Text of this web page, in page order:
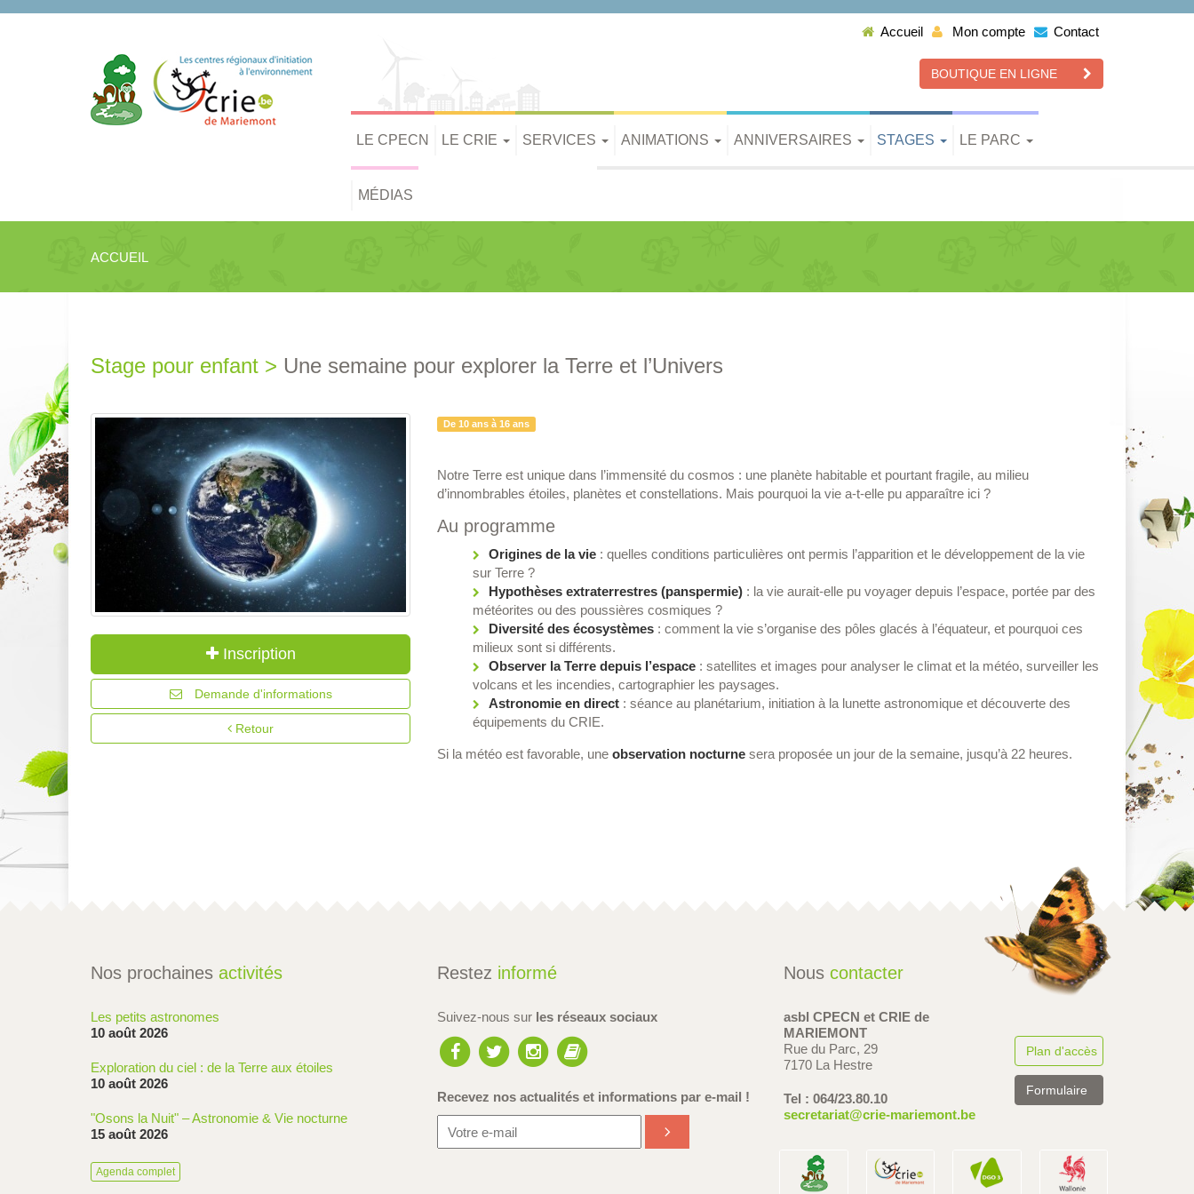
Accueil Mon compte Contact
BOUTIQUE EN LIGNE
LE CPECN LE CRIE SERVICES ANIMATIONS ANNIVERSAIRES STAGES LE PARC
MÉDIAS
ACCUEIL
Stage pour enfant > Une semaine pour explorer la Terre et l’Univers
Inscription
Demande d'informations
Retour
De 10 ans à 16 ans
Notre Terre est unique dans l’immensité du cosmos : une planète habitable et pourtant fragile, au milieu
d’innombrables étoiles, planètes et constellations. Mais pourquoi la vie a-t-elle pu apparaître ici ?
Au programme
Origines de la vie : quelles conditions particulières ont permis l’apparition et le développement de la vie
sur Terre ?
Hypothèses extraterrestres (panspermie) : la vie aurait-elle pu voyager depuis l’espace, portée par des
météorites ou des poussières cosmiques ?
Diversité des écosystèmes : comment la vie s’organise des pôles glacés à l’équateur, et pourquoi ces
milieux sont si différents.
Observer la Terre depuis l’espace : satellites et images pour analyser le climat et la météo, surveiller les
volcans et les incendies, cartographier les paysages.
Astronomie en direct : séance au planétarium, initiation à la lunette astronomique et découverte des
équipements du CRIE.
Si la météo est favorable, une observation nocturne sera proposée un jour de la semaine, jusqu’à 22 heures.
Nos prochaines activités
Les petits astronomes
10 août 2026
Exploration du ciel : de la Terre aux étoiles
10 août 2026
"Osons la Nuit" – Astronomie & Vie nocturne
15 août 2026
Agenda complet
Restez informé
Suivez-nous sur les réseaux sociaux
Recevez nos actualités et informations par e-mail !
Nous contacter
asbl CPECN et CRIE de
MARIEMONT
Rue du Parc, 29
7170 La Hestre
Tel : 064/23.80.10
secretariat@crie-mariemont.be
Plan d'accès
Formulaire